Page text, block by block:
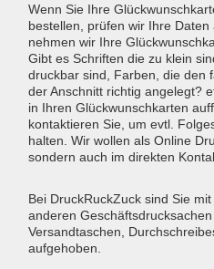
Wenn Sie Ihre
bestellen, prüfen wir Ihre
nehmen wir Ihre
Gibt es Schriften die zu klein
druckbar sind, Farben, die den
der Anschnitt richtig angelegt?
in Ihren Glückwunschkarten
kontaktieren Sie, um evtl.
halten. Wir wollen als Online
sondern auch im direkten
Bei DruckRuckZuck sind Sie
anderen
Versandtaschen,
aufgehoben.